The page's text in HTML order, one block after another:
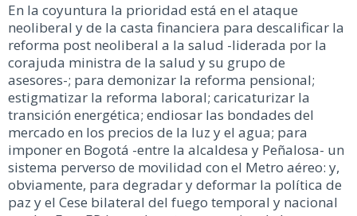
En la coyuntura la prioridad está en el ataque
neoliberal y de la casta financiera para descalificar la
reforma post neoliberal a la salud -liderada por la
corajuda ministra de la salud y su grupo de
asesores-; para demonizar la reforma pensional;
estigmatizar la reforma laboral; caricaturizar la
transición energética; endiosar las bondades del
mercado en los precios de la luz y el agua; para
imponer en Bogotá -entre la alcaldesa y Peñalosa- un
sistema perverso de movilidad con el Metro aéreo: y,
obviamente, para degradar y deformar la política de
paz y el Cese bilateral del fuego temporal y nacional